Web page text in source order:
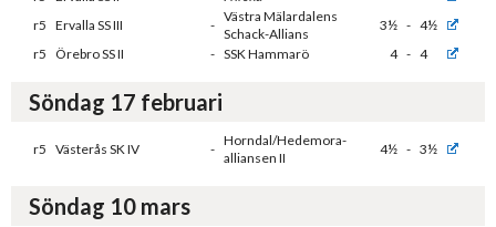
r5 Ervalla SS III -
Västra Mälardalens
Schack-Allians
3½ - 4½
r5
Örebro SS II - SSK Hammarö 4 - 4
Söndag 17 februari
r5 Västerås SK IV -
Horndal/Hedemora-
alliansen II
4½ - 3½
Söndag 10 mars